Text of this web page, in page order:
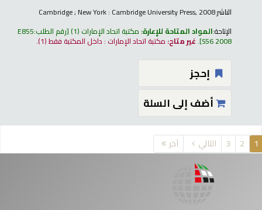
الناشر:Cambridge ; New York : Cambridge University Press, 2008
الإتاحة:المواد المتاحة للإعارة: مكتبة اتحاد الإمارات (1) رقم الطلب:E855
S56 2008
.غير متاح: مكتبة اتحاد الإمارات : داخل المكتبة فقط(1).
إحجز
أضف إلى السلة
1
2
3 التالي آخر